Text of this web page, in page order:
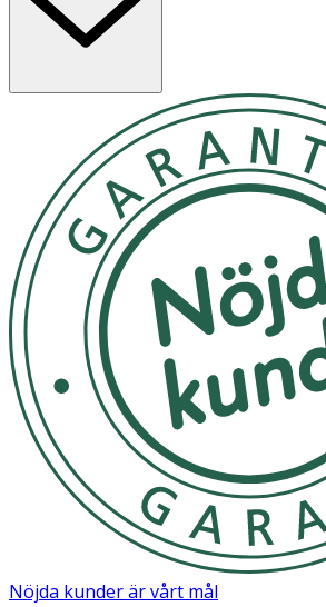
70C
70D 80E
65B
70E 85A
65C
75A
65D
85C
75C 85D
75D
70B
75E 90AA
75AA
85AA
90B
90C
95AA
Nöjda kunder är vårt mål